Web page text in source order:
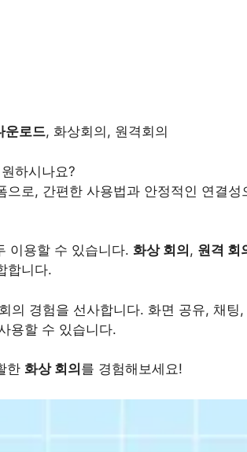
운로드, 화상회의, 원격회의
하시나요?
로, 간편한 사용법과 안정적인 연결
이용할 수 있습니다. 화상 회의 , 원격 회
합니다.
의 경험을 선사합니다. 화면 공유, 채
용할 수 있습니다.
한 화상 회의 를 경험해보세요!